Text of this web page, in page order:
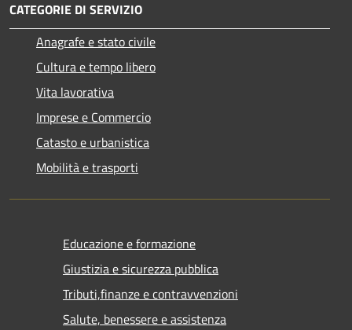
CATEGORIE DI SERVIZIO
Anagrafe e stato civile
Cultura e tempo libero
Vita lavorativa
Imprese e Commercio
Catasto e urbanistica
Mobilità e trasporti
Educazione e formazione
Giustizia e sicurezza pubblica
Tributi,finanze e contravvenzioni
Salute, benessere e assistenza